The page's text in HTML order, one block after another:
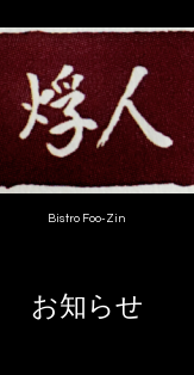
Bistro Foo-Zin
お知らせ